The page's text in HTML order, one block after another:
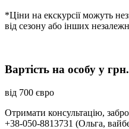
*Ціни на екскурсії можуть
від сезону або інших
Вартість на особу у грн.
від 700 євро
Отримати консультацію,
+38-050-8813731 (Ольга,